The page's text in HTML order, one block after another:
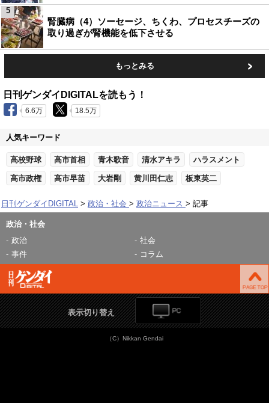
腎臓病（4）ソーセージ、ちくわ、プロセスチーズの
取り過ぎが腎機能を低下させる
5
もっとみる
日刊ゲンダイDIGITALを読もう！
6.6万 18.5万
人気キーワード
高校野球 高市首相 青木歌音 清水アキラ ハラスメント
高市政権 高市早苗 大岩剛 黄川田仁志 板東英二
日刊ゲンダイDIGITAL 政治・社会 政治ニュース 記事
政治・社会
政治
社会
事件
コラム
表示切り替え
（C）Nikkan Gendai